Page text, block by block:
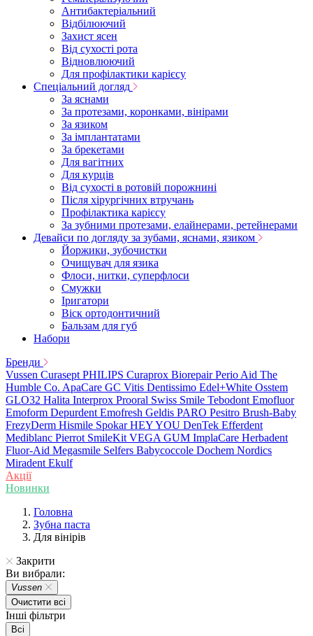
Антибактеріальний
Відбілюючий
Захист ясен
Від сухості рота
Відновлюючий
Для профілактики карієсу
Спеціальний догляд
За яснами
За протезами, коронками, вінірами
За язиком
За імплантатами
За брекетами
Для вагітних
Для курців
Від сухості в ротовій порожнині
Після хірургічних втручань
Профілактика карієсу
За зубними протезами, елайнерами, ретейнерами
Девайси по догляду за зубами, яснами, язиком
Йоржики, зубочистки
Очищувач для язика
Флоси, нитки, суперфлоси
Смужки
Іригатори
Віск ортодонтичний
Бальзам для губ
Набори
Бренди
Vussen Curasept PHILIPS Curaprox Biorepair Perio Aid The
Humble Co. ApaCare GC Vitis Dentissimo Edel+White Osstem
GLO32 Halita Interprox Prooral Swiss Smile Tebodont Emofluor
Emoform Depurdent Emofresh Geldis PARO Pesitro Brush-Baby
FrezyDerm Hismile Spokar HEY YOU DenTek Efferdent
Mediblanc Pierrot SmileKit VEGA GUM ImplaCare Herbadent
Fluor-Aid Megasmile Selfers Babycoccole Dochem Nordics
Miradent Ekulf
Акції
Новинки
Головна
Зубна паста
Для вінірів
Закрити
Ви вибрали:
Vussen
Очистити всі
Інші фільтри
Всі